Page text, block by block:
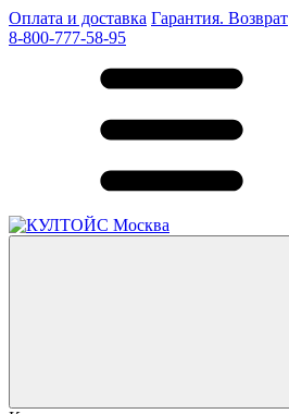
Оплата и доставка Гарантия. Возврат
8-800-777-58-95